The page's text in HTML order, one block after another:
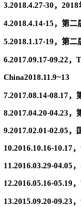
3.2018.4.27-30，
4.2018.4.14-15，第
5.2018.1.17-19，第
6.2017.09.17-09.22 ，
China2018.11.9~13
7.2017.08.14-08.17，
8.2017.04.20-04.23 ，
9.2017.02.01-02.05 ，
10.2016.10.16-10.17
11.2016.03.29-04.05 ，
12.2016.05.16-05.19
13.2015.09.20-09.23 ，